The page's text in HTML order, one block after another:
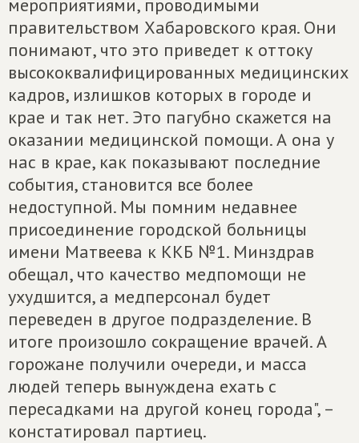
мероприятиями, проводимыми
правительством Хабаровского края. Они
понимают, что это приведет к оттоку
высококвалифицированных медицинских
кадров, излишков которых в городе и
крае и так нет. Это пагубно скажется на
оказании медицинской помощи. А она у
нас в крае, как показывают последние
события, становится все более
недоступной. Мы помним недавнее
присоединение городской больницы
имени Матвеева к ККБ №1. Минздрав
обещал, что качество медпомощи не
ухудшится, а медперсонал будет
переведен в другое подразделение. В
итоге произошло сокращение врачей. А
горожане получили очереди, и масса
людей теперь вынуждена ехать с
пересадками на другой конец города", –
констатировал партиец.